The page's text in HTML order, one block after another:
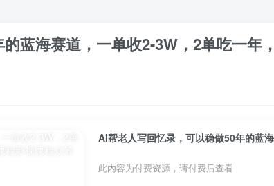
蓝海赛道，一单收2-3W，2单吃一年
AI帮老人写回忆录，可以稳做50年的蓝
此内容为付费资源，请付费后查看